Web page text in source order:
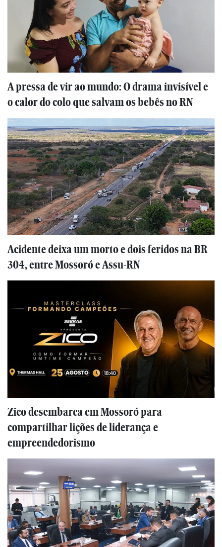
A pressa de vir ao mundo: O drama invisível e
o calor do colo que salvam os bebês no RN
Acidente deixa um morto e dois feridos na BR
304, entre Mossoró e Assu-RN
Zico desembarca em Mossoró para
compartilhar lições de liderança e
empreendedorismo